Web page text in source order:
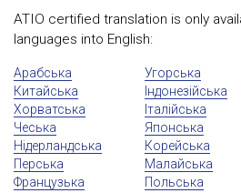
ATIO certified translation is only
languages into English:
Арабська
Китайська
Хорватська
Чеська
Нідерландська
Перська
Французька
Угорська
Індонезійська
Італійська
Японська
Корейська
Малайська
Польська